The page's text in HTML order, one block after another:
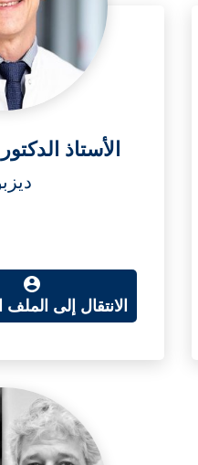
الأستاذ
الانتقال إلى